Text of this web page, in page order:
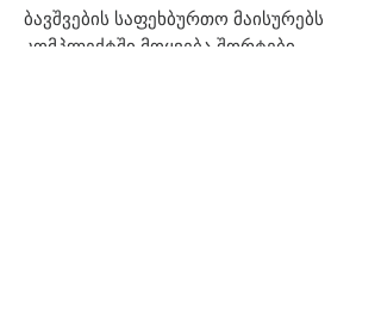
ბავშვების საფეხბურთო მაისურებს
კომპლექტში მოყვება შორტები.